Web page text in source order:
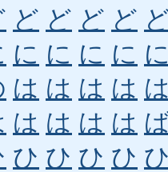
ど ど ど ど
に に に に
は は は は
は は は は
ひ ひ ひ ひ